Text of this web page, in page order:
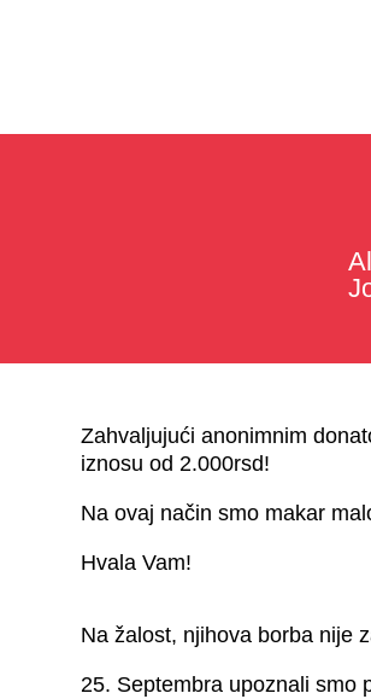
Zahvaljujući anonimnim
iznosu od 2.000rsd!
Na ovaj način smo makar
Hvala Vam!
Na žalost, njihova borba nije
25. Septembra upoznali smo